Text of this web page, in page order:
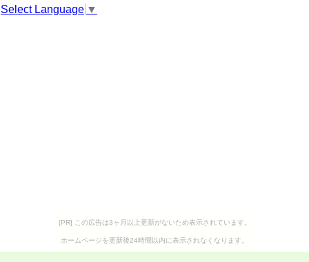
Select Language ▼
[PR] この広告は3ヶ月以上更新がないため表示されています。
ホームページを更新後24時間以内に表示されなくなります。